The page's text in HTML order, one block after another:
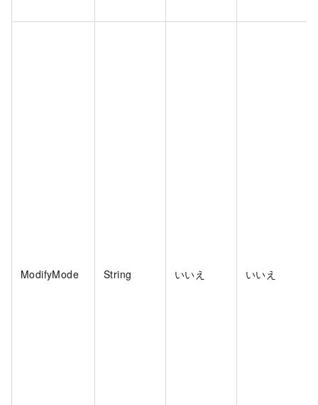
ModifyMode String いいえ いいえ